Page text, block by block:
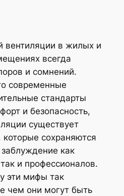
вентиляции в жилых и
всегда
и сомнений.
современные
стандарты
и безопасность,
существует
сохраняются
как
и профессионалов.
эти мифы так
чем они могут быть